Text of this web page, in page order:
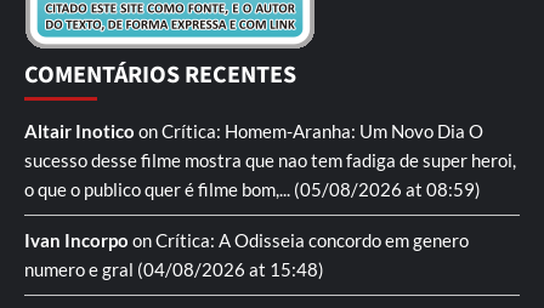
COMENTÁRIOS RECENTES
Altair Inotico onCrítica: Homem-Aranha: Um Novo Dia O
sucesso desse filme mostra que nao tem fadiga de super heroi,
o que o publico quer é filme bom,... (05/08/2026 at 08:59)
Ivan Incorpo onCrítica: A Odisseia concordo em genero
numero e gral (04/08/2026 at 15:48)